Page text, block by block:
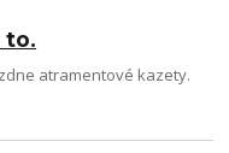
to.
atramentové kazety.